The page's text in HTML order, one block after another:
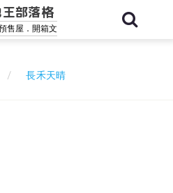
部落格
售屋．開箱文
長禾天晴